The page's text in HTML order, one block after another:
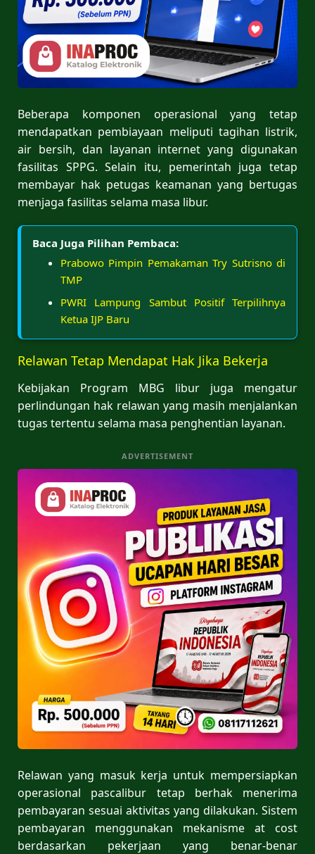
Beberapa komponen operasional yang tetap
mendapatkan pembiayaan meliputi tagihan listrik,
air bersih, dan layanan internet yang digunakan
fasilitas SPPG. Selain itu, pemerintah juga tetap
membayar hak petugas keamanan yang bertugas
menjaga fasilitas selama masa libur.
Baca Juga Pilihan Pembaca:
Prabowo Pimpin Pemakaman Try Sutrisno di
TMP
PWRI Lampung Sambut Positif Terpilihnya
Ketua IJP Baru
Relawan Tetap Mendapat Hak Jika Bekerja
Kebijakan Program MBG libur juga mengatur
perlindungan hak relawan yang masih menjalankan
tugas tertentu selama masa penghentian layanan.
ADVERTISEMENT
Relawan yang masuk kerja untuk mempersiapkan
operasional pascalibur tetap berhak menerima
pembayaran sesuai aktivitas yang dilakukan. Sistem
pembayaran menggunakan mekanisme at cost
berdasarkan pekerjaan yang benar-benar